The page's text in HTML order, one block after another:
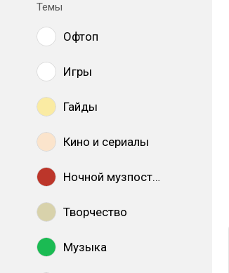
Темы
Офтоп
Игры
Гайды
Кино и сериалы
Ночной музпостинг
Творчество
Музыка